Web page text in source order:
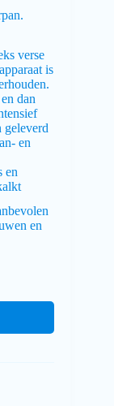
verse
is
dan
geleverd
en
en
en